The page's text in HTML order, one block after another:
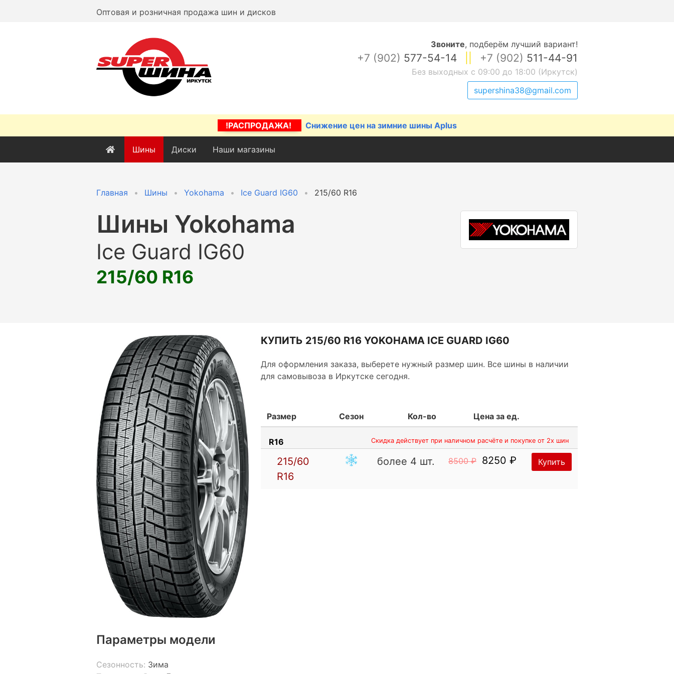
Оптовая и розничная продажа шин и дисков
Звоните, подберём лучший вариант!
+7 (902) 577-54-14 +7 (902) 511-44-91
Без выходных с 09:00 до 18:00 (Иркутск)
supershina38@gmail.com
!РАСПРОДАЖА! Снижение цен на зимние шины Aplus
Шины Диски Наши магазины
Главная Шины Yokohama Ice Guard IG60 215/60 R16
Шины Yokohama
Ice Guard IG60
215/60 R16
Параметры модели
Сезонность: Зима
КУПИТЬ 215/60 R16 YOKOHAMA ICE GUARD IG60
Для оформления заказа, выберете нужный размер шин. Все шины в наличии
для самовывоза в Иркутске сегодня.
Размер Сезон Кол-во Цена за ед.
R16 Скидка действует при наличном расчёте и покупке от 2х шин
215/60
R16
более 4 шт. 8500 ₽ 8250 ₽ Купить